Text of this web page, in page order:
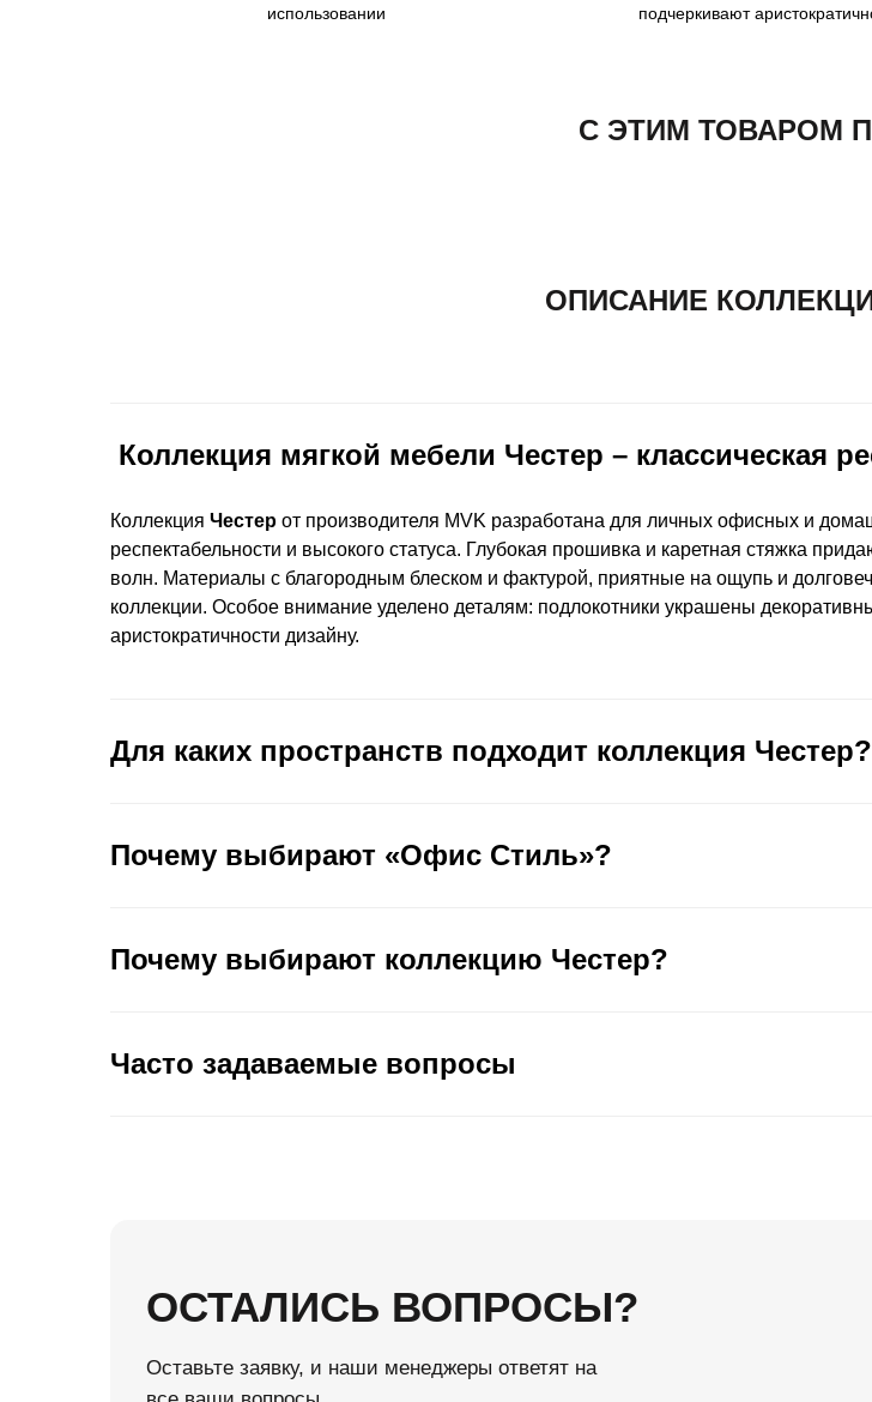
использовании
подчеркивают
С ЭТИМ ТОВАРОМ
ОПИСАНИЕ
Коллекция мягкой мебели Честер – классическая
Коллекция Честер от производителя MVK разработана для личных офисных и
респектабельности и высокого статуса. Глубокая прошивка и каретная стяжка
волн. Материалы с благородным блеском и фактурой, приятные на ощупь и
коллекции. Особое внимание уделено деталям: подлокотники украшены
аристократичности дизайну.
Для каких пространств подходит коллекция Честер?
Почему выбирают «Офис Стиль»?
Почему выбирают коллекцию Честер?
Часто задаваемые вопросы
ОСТАЛИСЬ ВОПРОСЫ?
Оставьте заявку, и наши менеджеры ответят на